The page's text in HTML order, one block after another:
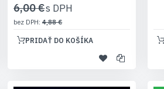
6,00 €
4,88 €
PRIDAŤ DO KOŠÍKA